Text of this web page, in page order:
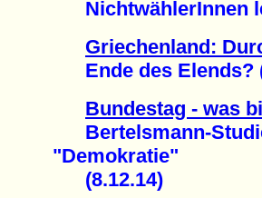
NichtwählerInnen
Griechenland:
Ende des Elends?
Bundestag - was
Bertelsmann-
"Demokratie"
(8.12.14)